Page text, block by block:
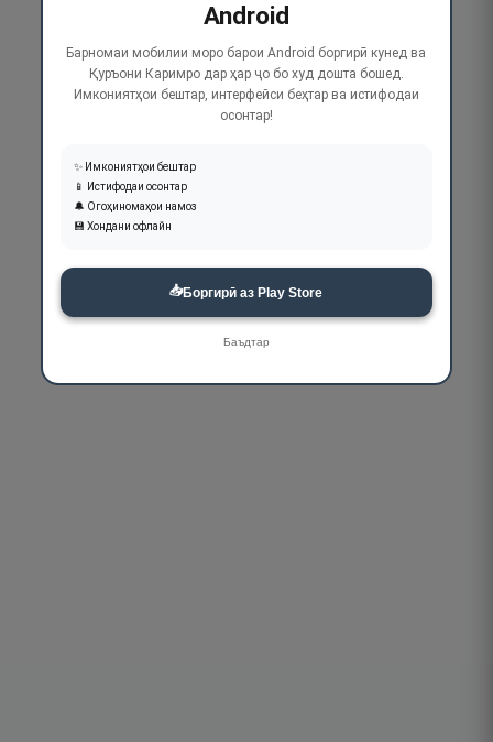
Android
Барномаи мобилии моро барои Android боргирӣ кунед ва
Қуръони Каримро дар ҳар ҷо бо худ дошта бошед.
Имкониятҳои бештар, интерфейси беҳтар ва истифодаи
осонтар!
✨ Имкониятҳои бештар
📱 Истифодаи осонтар
🔔 Огоҳиномаҳои намоз
💾 Хондани офлайн
📥Боргирӣ аз Play Store
Баъдтар